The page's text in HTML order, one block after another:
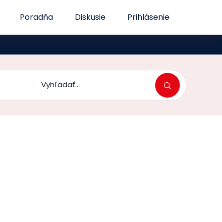
Poradňa Diskusie Prihlásenie